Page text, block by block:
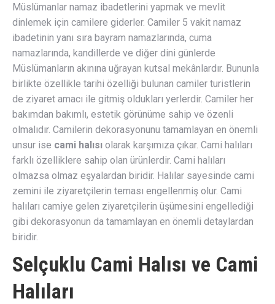
Müslümanlar namaz ibadetlerini yapmak ve mevlit
dinlemek için camilere giderler. Camiler 5 vakit namaz
ibadetinin yanı sıra bayram namazlarında, cuma
namazlarında, kandillerde ve diğer dini günlerde
Müslümanların akınına uğrayan kutsal mekânlardır. Bununla
birlikte özellikle tarihi özelliği bulunan camiler turistlerin
de ziyaret amacı ile gitmiş oldukları yerlerdir. Camiler her
bakımdan bakımlı, estetik görünüme sahip ve özenli
olmalıdır. Camilerin dekorasyonunu tamamlayan en önemli
unsur ise cami halısı olarak karşımıza çıkar. Cami halıları
farklı özelliklere sahip olan ürünlerdir. Cami halıları
olmazsa olmaz eşyalardan biridir. Halılar sayesinde cami
zemini ile ziyaretçilerin teması engellenmiş olur. Cami
halıları camiye gelen ziyaretçilerin üşümesini engellediği
gibi dekorasyonun da tamamlayan en önemli detaylardan
biridir.
Selçuklu Cami Halısı ve Cami
Halıları